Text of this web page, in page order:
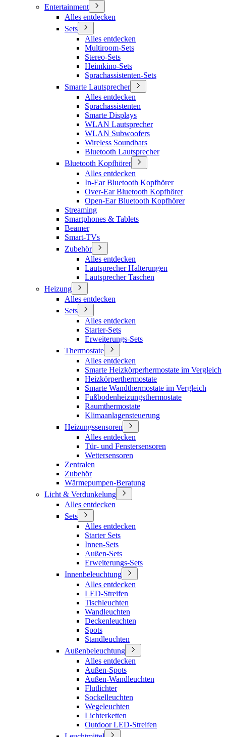
Entertainment
Alles entdecken
Sets
Alles entdecken
Multiroom-Sets
Stereo-Sets
Heimkino-Sets
Sprachassistenten-Sets
Smarte Lautsprecher
Alles entdecken
Sprachassistenten
Smarte Displays
WLAN Lautsprecher
WLAN Subwoofers
Wireless Soundbars
Bluetooth Lautsprecher
Bluetooth Kopfhörer
Alles entdecken
In-Ear Bluetooth Kopfhörer
Over-Ear Bluetooth Kopfhörer
Open-Ear Bluetooth Kopfhörer
Streaming
Smartphones & Tablets
Beamer
Smart-TVs
Zubehör
Alles entdecken
Lautsprecher Halterungen
Lautsprecher Taschen
Heizung
Alles entdecken
Sets
Alles entdecken
Starter-Sets
Erweiterungs-Sets
Thermostate
Alles entdecken
Smarte Heizkörperhermostate im Vergleich
Heizkörperthermostate
Smarte Wandthermostate im Vergleich
Fußbodenheizungsthermostate
Raumthermostate
Klimaanlagensteuerung
Heizungssensoren
Alles entdecken
Tür- und Fenstersensoren
Wettersensoren
Zentralen
Zubehör
Wärmepumpen-Beratung
Licht & Verdunkelung
Alles entdecken
Sets
Alles entdecken
Starter Sets
Innen-Sets
Außen-Sets
Erweiterungs-Sets
Innenbeleuchtung
Alles entdecken
LED-Streifen
Tischleuchten
Wandleuchten
Deckenleuchten
Spots
Standleuchten
Außenbeleuchtung
Alles entdecken
Außen-Spots
Außen-Wandleuchten
Flutlichter
Sockelleuchten
Wegeleuchten
Lichterketten
Outdoor LED-Streifen